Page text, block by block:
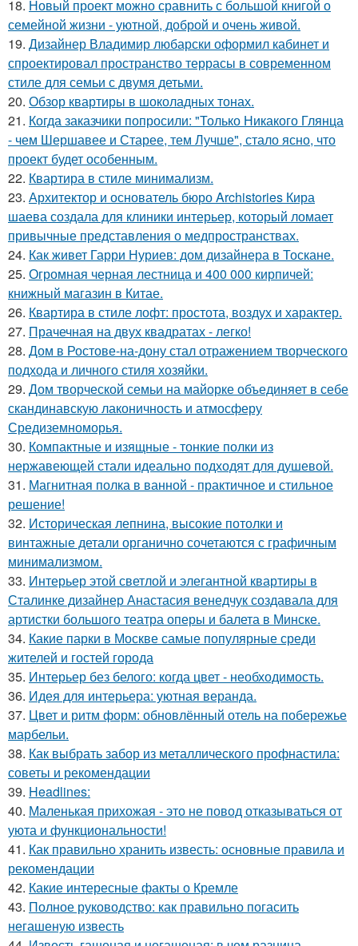
18. Новый проект можно сравнить с большой книгой о
семейной жизни - уютной, доброй и очень живой.
19. Дизайнер Владимир любарски оформил кабинет и
спроектировал пространство террасы в современном
стиле для семьи с двумя детьми.
20. Обзор квартиры в шоколадных тонах.
21. Когда заказчики попросили: "Только Никакого Глянца
- чем Шершавее и Старее, тем Лучше", стало ясно, что
проект будет особенным.
22. Квартира в стиле минимализм.
23. Архитектор и основатель бюро Archistories Кира
шаева создала для клиники интерьер, который ломает
привычные представления о медпространствах.
24. Как живет Гарри Нуриев: дом дизайнера в Тоскане.
25. Огромная черная лестница и 400 000 кирпичей:
книжный магазин в Китае.
26. Квартира в стиле лофт: простота, воздух и характер.
27. Прачечная на двух квадратах - легко!
28. Дом в Ростове-на-дону стал отражением творческого
подхода и личного стиля хозяйки.
29. Дом творческой семьи на майорке объединяет в себе
скандинавскую лаконичность и атмосферу
Средиземноморья.
30. Компактные и изящные - тонкие полки из
нержавеющей стали идеально подходят для душевой.
31. Магнитная полка в ванной - практичное и стильное
решение!
32. Историческая лепнина, высокие потолки и
винтажные детали органично сочетаются с графичным
минимализмом.
33. Интерьер этой светлой и элегантной квартиры в
Сталинке дизайнер Анастасия венедчук создавала для
артистки большого театра оперы и балета в Минске.
34. Какие парки в Москве самые популярные среди
жителей и гостей города
35. Интерьер без белого: когда цвет - необходимость.
36. Идея для интерьера: уютная веранда.
37. Цвет и ритм форм: обновлённый отель на побережье
марбельи.
38. Как выбрать забор из металлического профнастила:
советы и рекомендации
39. Headlines:
40. Маленькая прихожая - это не повод отказываться от
уюта и функциональности!
41. Как правильно хранить известь: основные правила и
рекомендации
42. Какие интересные факты о Кремле
43. Полное руководство: как правильно погасить
негашеную известь